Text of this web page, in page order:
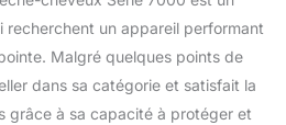
recherchent un appareil performant
Malgré quelques points de
dans sa catégorie et satisfait la
grâce à sa capacité à protéger et